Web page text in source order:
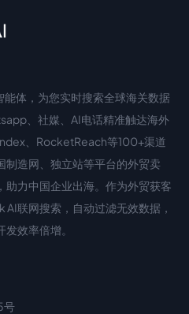
体，为您实时搜索全球海关数据
、社媒、AI电话精准触达海外
、RocketReach等100+渠道
制造网、独立站等平台的外贸卖
助力中国企业出海。作为外贸获客
联网搜索，自动过滤无效数据，
效率倍增。
号